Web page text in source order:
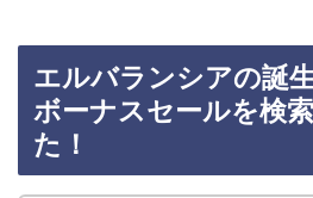
エルバランシアの誕
ボーナスセールを検
た！